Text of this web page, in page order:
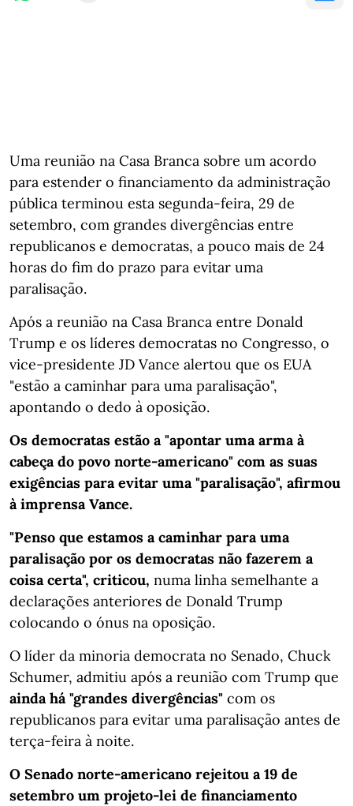
Uma reunião na Casa Branca sobre um acordo
para estender o financiamento da administração
pública terminou esta segunda-feira, 29 de
setembro, com grandes divergências entre
republicanos e democratas, a pouco mais de 24
horas do fim do prazo para evitar uma
paralisação.
Após a reunião na Casa Branca entre Donald
Trump e os líderes democratas no Congresso, o
vice-presidente JD Vance alertou que os EUA
"estão a caminhar para uma paralisação",
apontando o dedo à oposição.
Os democratas estão a "apontar uma arma à
cabeça do povo norte-americano" com as suas
exigências para evitar uma "paralisação", afirmou
à imprensa Vance.
"Penso que estamos a caminhar para uma
paralisação por os democratas não fazerem a
coisa certa", criticou, numa linha semelhante a
declarações anteriores de Donald Trump
colocando o ónus na oposição.
O líder da minoria democrata no Senado, Chuck
Schumer, admitiu após a reunião com Trump que
ainda há "grandes divergências" com os
republicanos para evitar uma paralisação antes de
terça-feira à noite.
O Senado norte-americano rejeitou a 19 de
setembro um projeto-lei de financiamento